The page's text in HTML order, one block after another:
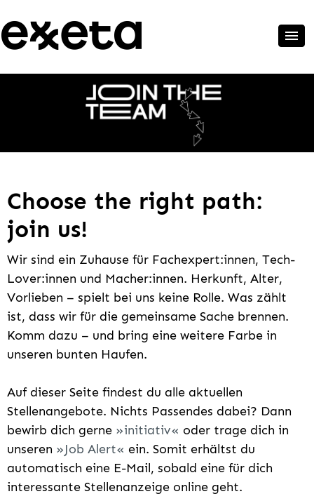
Choose the right path:
join us!
Wir sind ein Zuhause für Fachexpert:innen, Tech-
Lover:innen und Macher:innen. Herkunft, Alter,
Vorlieben – spielt bei uns keine Rolle. Was zählt
ist, dass wir für die gemeinsame Sache brennen.
Komm dazu – und bring eine weitere Farbe in
unseren bunten Haufen.
Auf dieser Seite findest du alle aktuellen
Stellenangebote. Nichts Passendes dabei? Dann
bewirb dich gerne
initiativ
oder trage dich in
unseren
Job Alert
ein. Somit erhältst du
automatisch eine E-Mail, sobald eine für dich
interessante Stellenanzeige online geht.